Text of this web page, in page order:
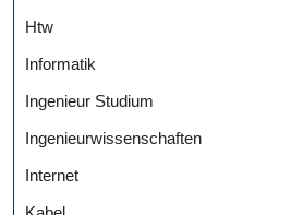
Htw
Informatik
Ingenieur Studium
Ingenieurwissenschaften
Internet